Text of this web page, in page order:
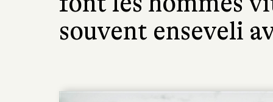
souvent enseveli